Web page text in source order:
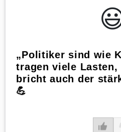
„Politiker sind wie
tragen viele Lasten,
bricht auch der
💪